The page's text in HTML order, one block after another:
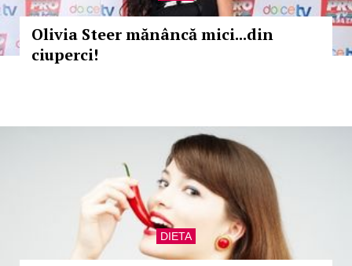
Olivia Steer mănâncă mici...din
ciuperci!
DIETA